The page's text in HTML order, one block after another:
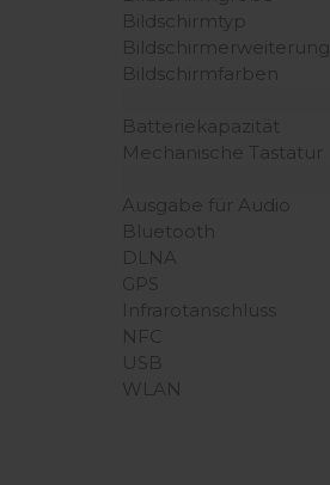
Bildschirmtyp
Bildschirmerweiterung
Bildschirmfarben
Batteriekapazität
Mechanische Tastatur
Ausgabe für Audio
Bluetooth
DLNA
GPS
Infrarotanschluss
NFC
USB
WLAN